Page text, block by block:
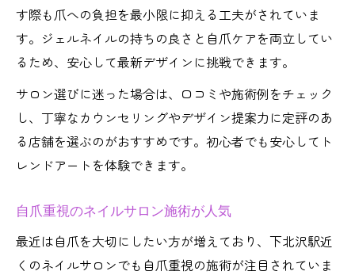
す際も爪への負担を最小限に抑える工夫がされていま
す。ジェルネイルの持ちの良さと自爪ケアを両立してい
るため、安心して最新デザインに挑戦できます。
サロン選びに迷った場合は、口コミや施術例をチェック
し、丁寧なカウンセリングやデザイン提案力に定評のあ
る店舗を選ぶのがおすすめです。初心者でも安心してト
レンドアートを体験できます。
自爪重視のネイルサロン施術が人気
最近は自爪を大切にしたい方が増えており、下北沢駅近
くのネイルサロンでも自爪重視の施術が注目されていま